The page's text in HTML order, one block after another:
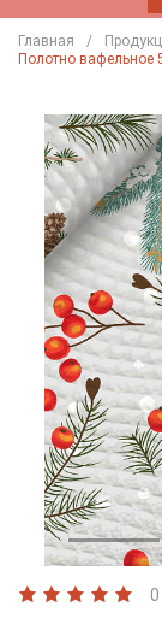
Главная
Полотно вафельное